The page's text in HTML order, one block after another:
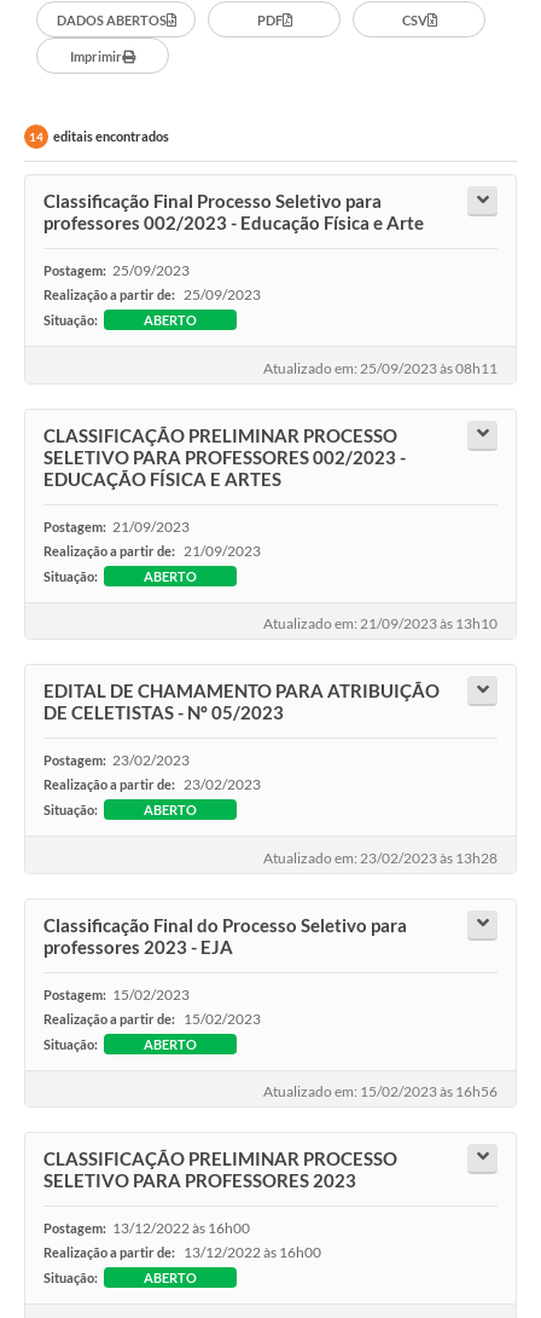
DADOS ABERTOS PDF CSV
Imprimir
14 editais encontrados
Classificação Final Processo Seletivo para
professores 002/2023 - Educação Física e Arte
Postagem: 25/09/2023
Realização a partir de: 25/09/2023
Situação: ABERTO
Atualizado em: 25/09/2023 às 08h11
CLASSIFICAÇÃO PRELIMINAR PROCESSO
SELETIVO PARA PROFESSORES 002/2023 -
EDUCAÇÃO FÍSICA E ARTES
Postagem: 21/09/2023
Realização a partir de: 21/09/2023
Situação: ABERTO
Atualizado em: 21/09/2023 às 13h10
EDITAL DE CHAMAMENTO PARA ATRIBUIÇÃO
DE CELETISTAS - Nº 05/2023
Postagem: 23/02/2023
Realização a partir de: 23/02/2023
Situação: ABERTO
Atualizado em: 23/02/2023 às 13h28
Classificação Final do Processo Seletivo para
professores 2023 - EJA
Postagem: 15/02/2023
Realização a partir de: 15/02/2023
Situação: ABERTO
Atualizado em: 15/02/2023 às 16h56
CLASSIFICAÇÃO PRELIMINAR PROCESSO
SELETIVO PARA PROFESSORES 2023
Postagem: 13/12/2022 às 16h00
Realização a partir de: 13/12/2022 às 16h00
Situação: ABERTO